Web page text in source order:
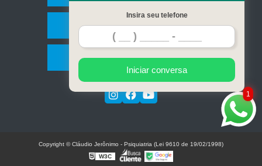
Contato
Mapa do site
1
Insira seu telefone
Iniciar conversa
Copyright © Cláudio Jerônimo - Psiquiatria (Lei 9610 de 19/02/1998)
W3C